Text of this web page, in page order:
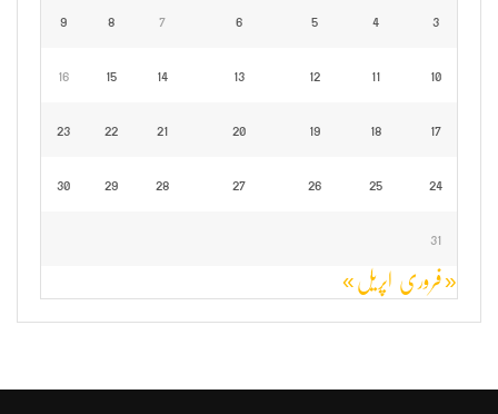
3
4
5
6
7
8
9
10
11
12
13
14
15
16
17
18
19
20
21
22
23
24
25
26
27
28
29
30
31
« فروری اپریل »